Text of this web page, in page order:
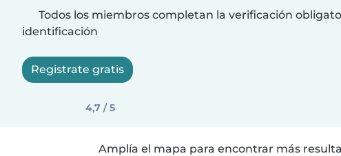
Todos los miembros completan la verificación
identificación
Registrate gratis
4,7 / 5
Amplía el mapa para encontrar más